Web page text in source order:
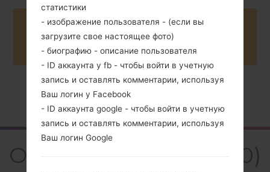
Buy accessories on Amazon
Главная →Серия →LG Optimus Hub
Обзор LGE510(LGE510)
статистики
- изображение пользователя - (если вы
загрузите свое настоящее фото)
- биографию - описание пользователя
- ID аккаунта у fb - чтобы войти в учетную
запись и оставлять комментарии, используя
Ваш логин у Facebook
- ID аккаунта google - чтобы войти в учетную
запись и оставлять комментарии, используя
Ваш логин Google